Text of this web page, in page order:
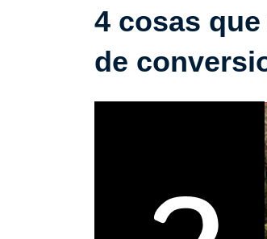
4 cosas
de